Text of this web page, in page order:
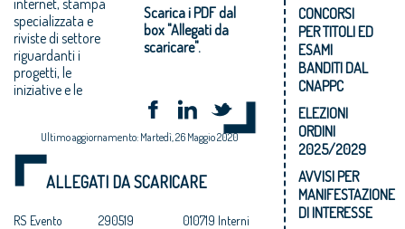
specializzata e
riviste di settore
riguardanti i
progetti, le
iniziative e le
Scarica i PDF dal
box "Allegati da
scaricare".
Ultimo aggiornamento: Martedì, 26 Maggio 2020
ALLEGATI DA SCARICARE
RS Evento
290519
010719 Interni
CONCORSI
PER TITOLI ED
ESAMI
BANDITI DAL
CNAPPC
ELEZIONI
ORDINI
2025/2029
AVVISI PER
MANIFESTAZIONE
DI INTERESSE